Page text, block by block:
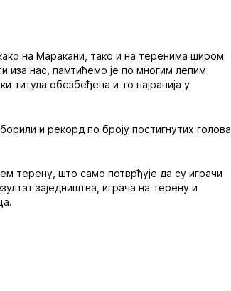
на Маракани, тако и на теренима широм
иза нас, памтићемо је по многим лепим
титула обезбеђена и то најранија у
и рекорд по броју постигнутих голова
терену, што само потврђује да су играчи
заједништва, играча на терену и